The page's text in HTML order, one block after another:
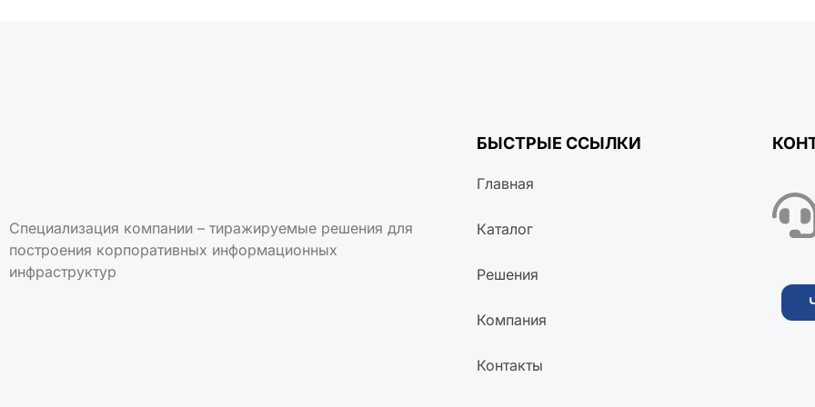
Специализация компании – тиражируемые решения для
построения корпоративных информационных
инфраструктур
БЫСТРЫЕ ССЫЛКИ
Главная
Каталог
Решения
Компания
Контакты